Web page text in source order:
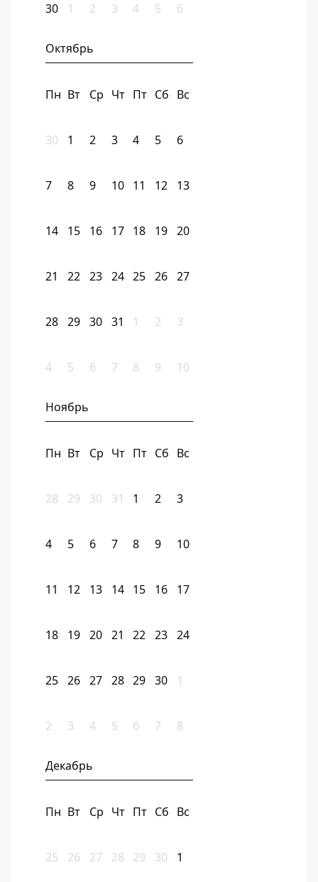
30 1 2 3 4 5 6
Октябрь
Пн Вт Ср Чт Пт Сб Вс
30 1 2 3 4 5 6
7 8 9 10 11 12 13
14 15 16 17 18 19 20
21 22 23 24 25 26 27
28 29 30 31 1 2 3
4 5 6 7 8 9 10
Ноябрь
Пн Вт Ср Чт Пт Сб Вс
28 29 30 31 1 2 3
4 5 6 7 8 9 10
11 12 13 14 15 16 17
18 19 20 21 22 23 24
25 26 27 28 29 30 1
2 3 4 5 6 7 8
Декабрь
Пн Вт Ср Чт Пт Сб Вс
25 26 27 28 29 30 1